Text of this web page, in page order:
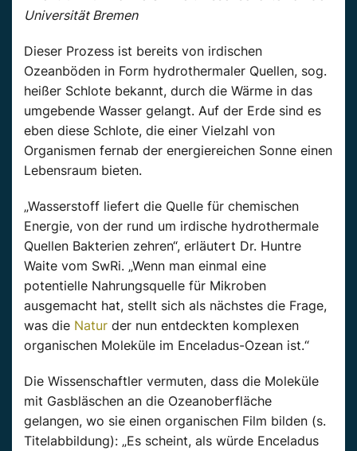
Universität Bremen
Dieser Prozess ist bereits von irdischen
Ozeanböden in Form hydrothermaler Quellen, sog.
heißer Schlote bekannt, durch die Wärme in das
umgebende Wasser gelangt. Auf der Erde sind es
eben diese Schlote, die einer Vielzahl von
Organismen fernab der energiereichen Sonne einen
Lebensraum bieten.
„Wasserstoff liefert die Quelle für chemischen
Energie, von der rund um irdische hydrothermale
Quellen Bakterien zehren“, erläutert Dr. Huntre
Waite vom SwRi. „Wenn man einmal eine
potentielle Nahrungsquelle für Mikroben
ausgemacht hat, stellt sich als nächstes die Frage,
was die Natur der nun entdeckten komplexen
organischen Moleküle im Enceladus-Ozean ist.“
Die Wissenschaftler vermuten, dass die Moleküle
mit Gasbläschen an die Ozeanoberfläche
gelangen, wo sie einen organischen Film bilden (s.
Titelabbildung): „Es scheint, als würde Enceladus